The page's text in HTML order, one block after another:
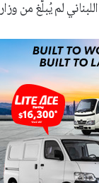
لم يُبلَّغ من